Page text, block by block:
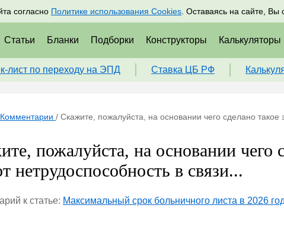
согласно Политике использования Cookies . Оставаясь на сайте, Вы
Подписаться
Статьи Бланки Подборки Конструкторы Калькуляторы
лист по переходу на ЭПД Ставка ЦБ РФ
Комментарии / Скажите, пожалуйста, на основании чего сделано такое
пожалуйста, на основании чего
нетрудоспособность в связи...
к статье: Максимальный срок больничного листа в 2026